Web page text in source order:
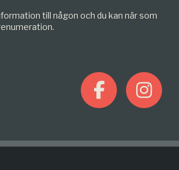
till någon och du kan när som
F
I